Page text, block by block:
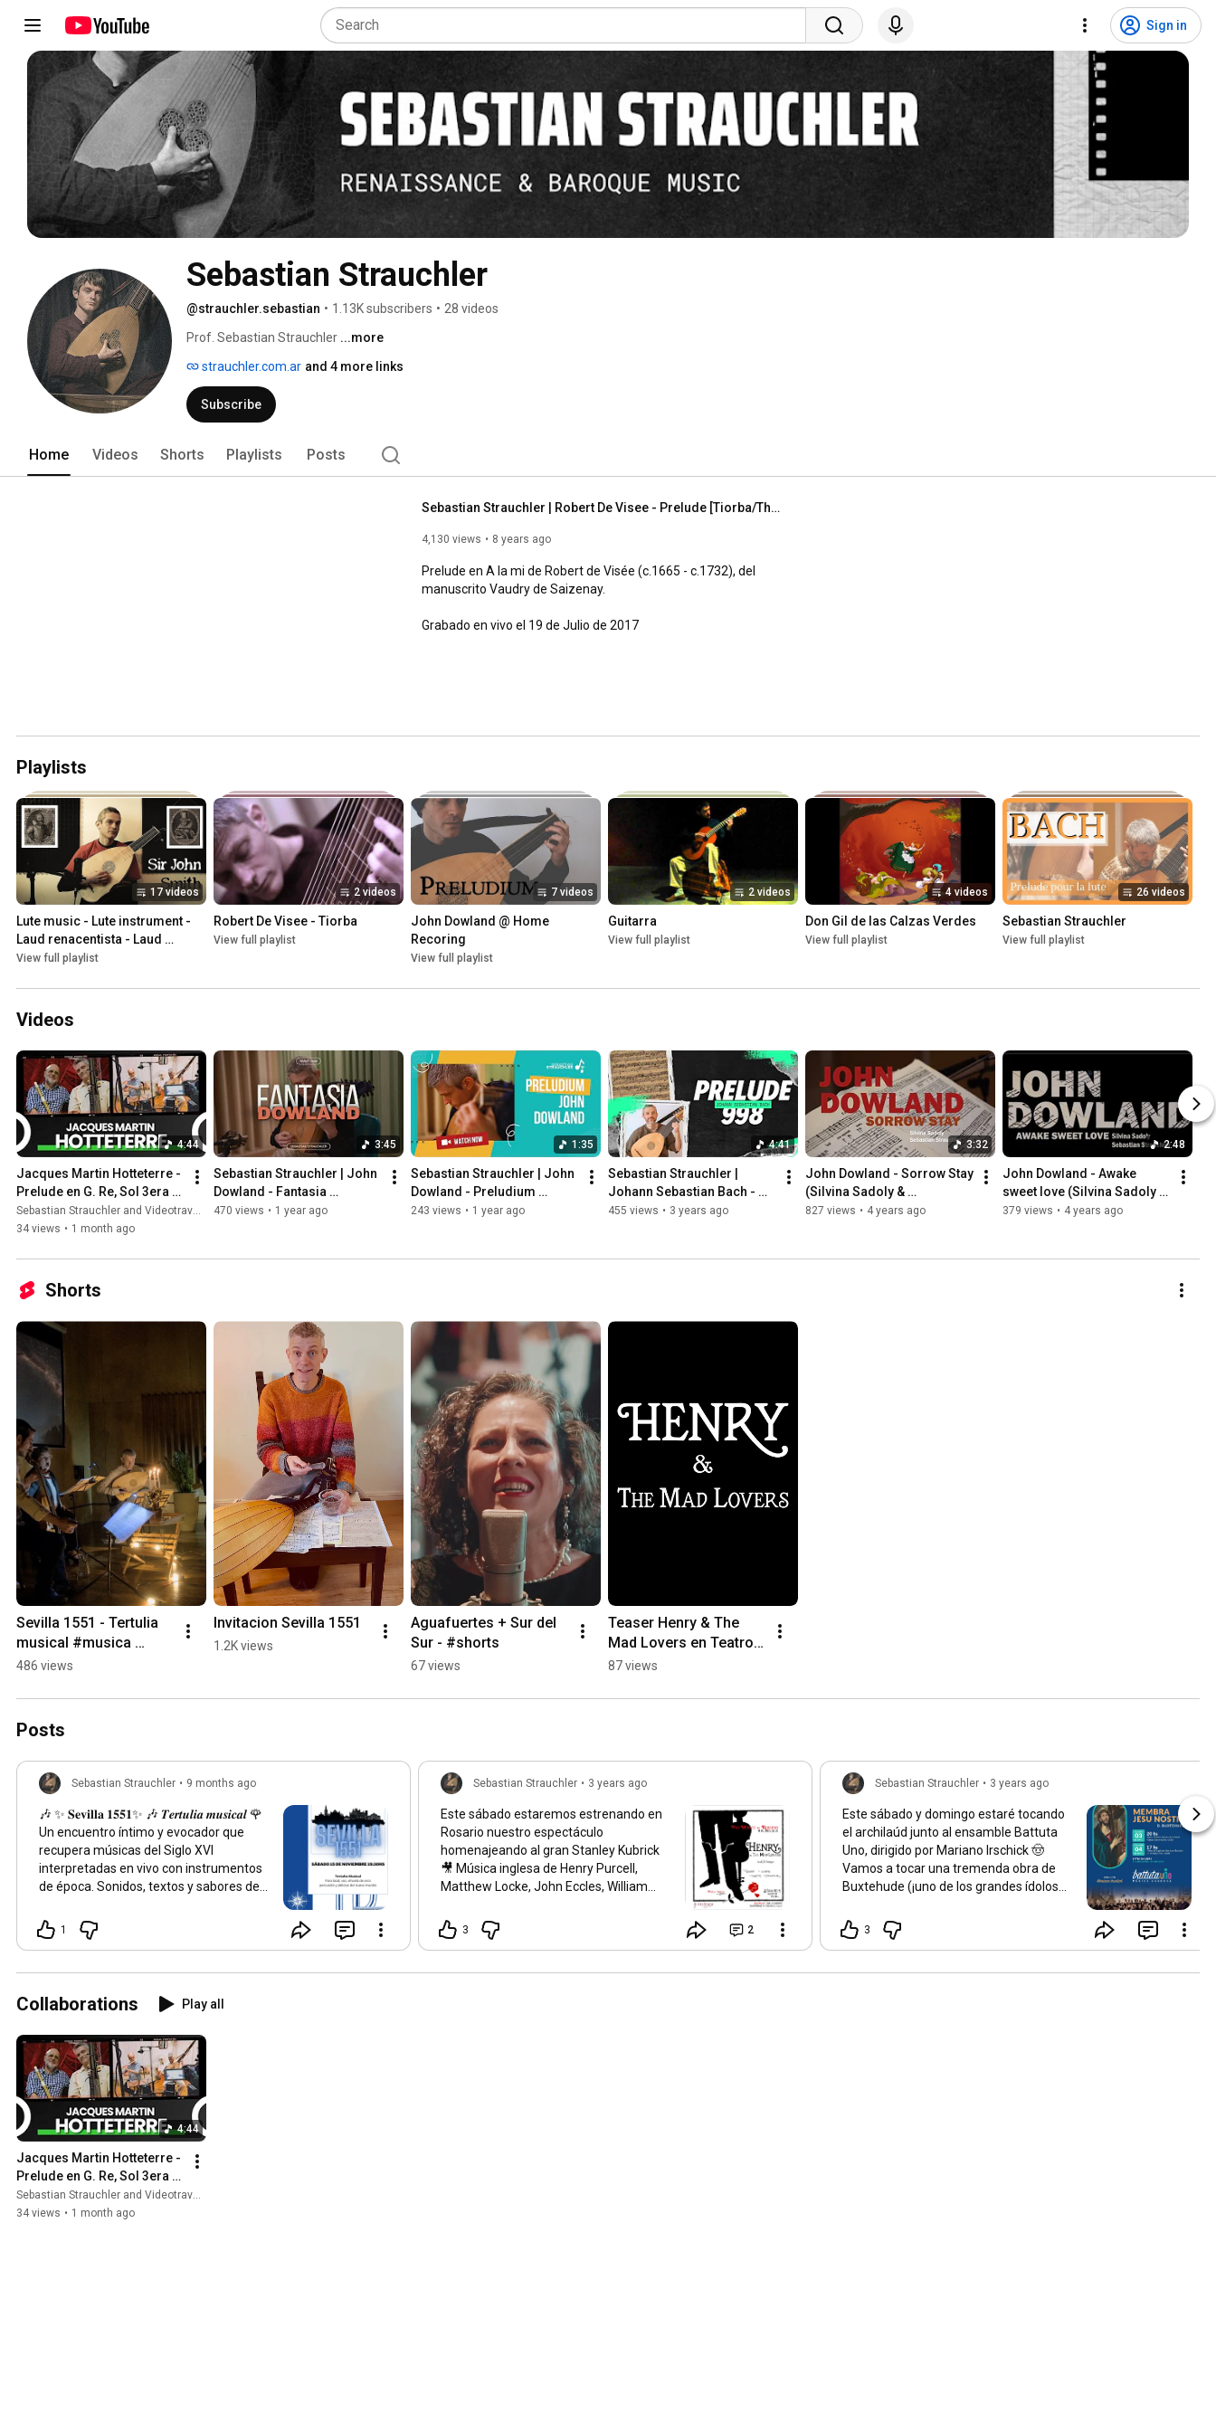
Sign in
Sebastian Strauchler
@strauchler.sebastian • 1.13K subscribers • 28 videos
Prof. Sebastian Strauchler ...more
strauchler.com.ar and 4 more links
Subscribe
Home Videos Shorts Playlists Posts
Sebastian Strauchler | Robert De Visee - Prelude [Tiorba/Theorbo]
4,130 views 8 years ago
Prelude en A la mi de Robert de Visée (c.1665 - c.1732), del
manuscrito Vaudry de Saizenay.
Grabado en vivo el 19 de Julio de 2017
Playlists
17 videos
Lute music - Lute instrument -
Laud renacentista - Laud
instrumento musical - Laud
View full playlist
2 videos
Robert De Visee - Tiorba
View full playlist
7 videos
John Dowland @ Home
Recoring
View full playlist
2 videos
Guitarra
View full playlist
4 videos
Don Gil de las Calzas Verdes
View full playlist
26 videos
Sebastian Strauchler
View full playlist
Videos
4:44
Jacques Martin Hotteterre -
Prelude en G. Re, Sol 3era
Mineure (L’art de préluder,
Op. 7)
Sebastian Strauchler and Videotraverso55
34 views • 1 month ago
3:45
Sebastian Strauchler | John
Dowland - Fantasia
[Laud/Lute]
470 views • 1 year ago
1:35
Sebastian Strauchler | John
Dowland - Preludium
[Laud/Lute]
243 views • 1 year ago
4:41
Sebastian Strauchler |
Johann Sebastian Bach -
Prelude pour la Luth ò
455 views • 3 years ago
3:32
John Dowland - Sorrow Stay
(Silvina Sadoly &
@strauchler.sebastian)
827 views • 4 years ago
2:48
John Dowland - Awake
sweet love (Silvina Sadoly &
@strauchler.sebastian)
379 views • 4 years ago
Shorts
Sevilla 1551 - Tertulia
musical #musica
#renacimiento #laud
486 views
Invitacion Sevilla 1551
1.2K views
Aguafuertes + Sur del
Sur - #shorts
67 views
Teaser Henry & The
Mad Lovers en Teatro
Astrolabio
87 views
Posts
Sebastian Strauchler • 9 months ago
🎶 ✨ 𝐒𝐞𝐯𝐢𝐥𝐥𝐚 𝟏𝟓𝟓𝟏✨ 🎶 𝑻𝒆𝒓𝒕𝒖𝒍𝒊𝒂 𝒎𝒖𝒔𝒊𝒄𝒂𝒍 🌹
Un encuentro íntimo y evocador que
recupera músicas del Siglo XVI
interpretadas en vivo con instrumentos
de época. Sonidos, textos y sabores de
hasta nuestros días. 🎤 Silvina Sadoly:
voz y percusión 🎻 José Papotto: vihuela
renacentista y dirección 🎭 Anabel Ares:
narraciones y colaboración artística 🎟
Entradas: 11-7059-4773 📆 Sábado 15
de Noviembre a las 1930 en Casapuente
- Parque Chas
1
Sebastian Strauchler • 3 years ago
Este sábado estaremos estrenando en
Rosario nuestro espectáculo
homenajeando al gran Stanley Kubrick
🎥 Música inglesa de Henry Purcell,
Matthew Locke, John Eccles, William
Barry Lyndon, la película de época que
narra el ascenso y descenso del
cuadros históricos y con un manejo
3 2
Sebastian Strauchler • 3 years ago
Este sábado y domingo estaré tocando
el archilaúd junto al ensamble Battuta
Uno, dirigido por Mariano Irschick 🤠
Vamos a tocar una tremenda obra de
Buxtehude (¡uno de los grandes ídolos
Jesu Nostri, que está conformado por 7
cantatas para diferentes partes del
gran coro, solistas, violines, violonchelo,
3
Collaborations Play all
4:44
Jacques Martin Hotteterre -
Prelude en G. Re, Sol 3era
Mineure (L’art de préluder,
Op. 7)
Sebastian Strauchler and Videotraverso55
34 views • 1 month ago